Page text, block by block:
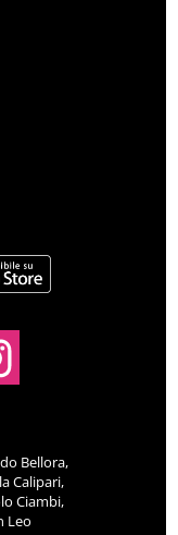
Bellora,
Calipari,
Ciambi,
Leo